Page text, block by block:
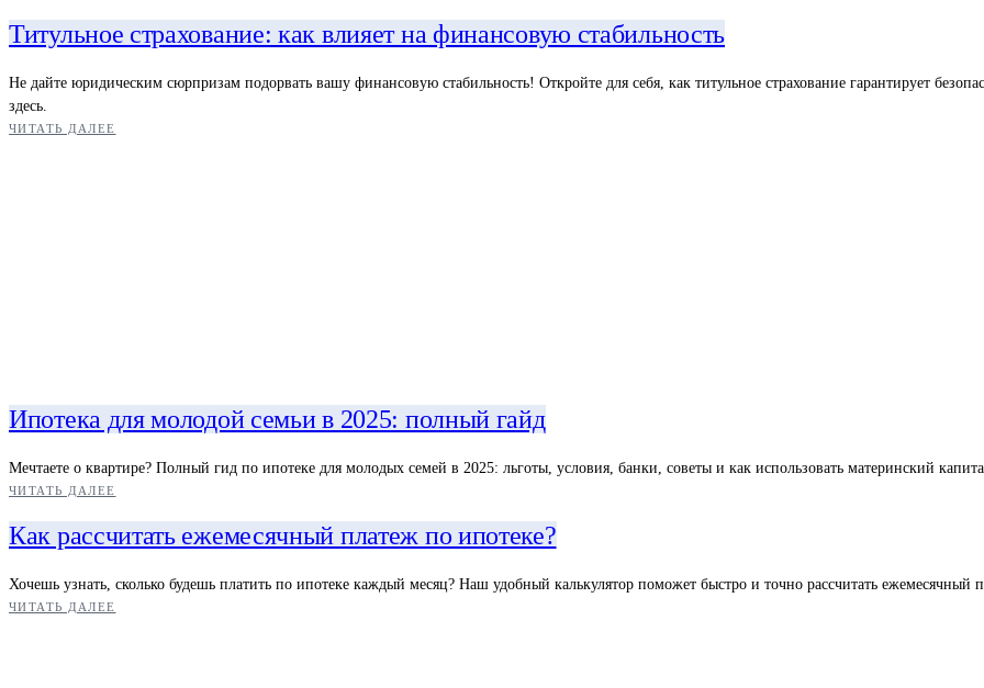
Титульное страхование: как влияет на финансовую стабильность
Не дайте юридическим сюрпризам подорвать вашу финансовую стабильность! Откройте для себя, как титульное страхование гарантирует
здесь.
ЧИТАТЬ ДАЛЕЕ
Ипотека для молодой семьи в 2025: полный гайд
Мечтаете о квартире? Полный гид по ипотеке для молодых семей в 2025: льготы, условия, банки, советы и как использовать материнский
ЧИТАТЬ ДАЛЕЕ
Как рассчитать ежемесячный платеж по ипотеке?
Хочешь узнать, сколько будешь платить по ипотеке каждый месяц? Наш удобный калькулятор поможет быстро и точно рассчитать ежемесячный
ЧИТАТЬ ДАЛЕЕ